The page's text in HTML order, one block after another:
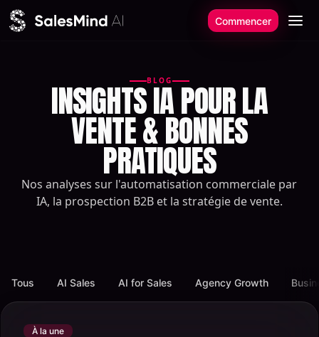
Aller au contenu
Commencer
BLOG
INSIGHTS IA POUR LA
VENTE & BONNES
PRATIQUES
Nos analyses sur l'automatisation commerciale par
IA, la prospection B2B et la stratégie de vente.
Tous AI Sales AI for Sales Agency Growth
À la une